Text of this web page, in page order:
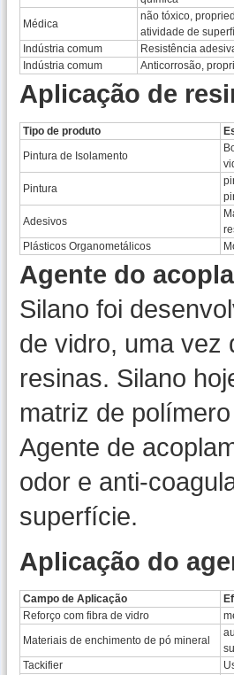
Médica
não tóxico,
atividade de
Indústria comum
Resistência
Indústria comum
Anticorrosão,
Aplicação de
Tipo de produto
Pintura de Isolamento
Pintura
Adesivos
Plásticos Organometálicos
Agente do
Silano foi
de vidro, uma vez
resinas. Silano
matriz de
Agente de
odor e anti-
superfície.
Aplicação do
Campo de Aplicação
Reforço com fibra de vidro
Materiais de enchimento de pó mineral
Tackifier